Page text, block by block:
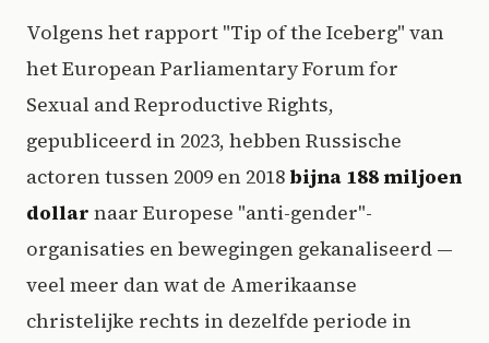
Volgens het rapport "Tip of the Iceberg" van
het European Parliamentary Forum for
Sexual and Reproductive Rights,
gepubliceerd in 2023, hebben Russische
actoren tussen 2009 en 2018 bijna 188 miljoen
dollar naar Europese "anti-gender"-
organisaties en bewegingen gekanaliseerd —
veel meer dan wat de Amerikaanse
christelijke rechts in dezelfde periode in